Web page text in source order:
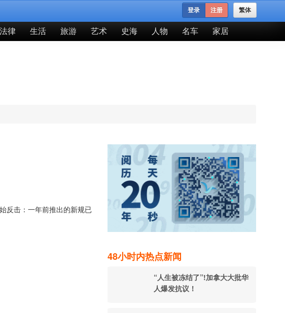
繁体
登录 注册
法律 生活 旅游 艺术 史海 人物 名车 家居
反击：一年前推出的新规已
48小时内热点新闻
“人生被冻结了”!加拿大大批华
人爆发抗议！